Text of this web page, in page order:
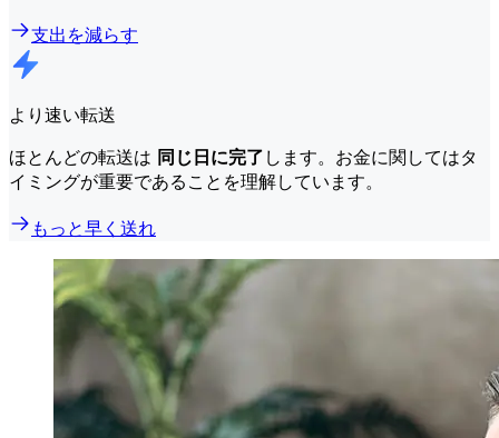
支出を減らす
より速い転送
ほとんどの転送は 同じ日に完了 します。お金に関してはタ
イミングが重要であることを理解しています。
もっと早く送れ